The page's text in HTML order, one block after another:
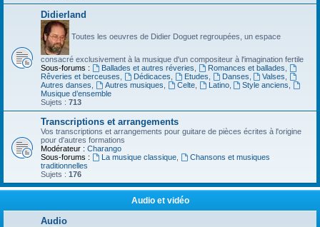
Didierland
Toutes les oeuvres de Didier Doguet regroupées, un espace
consacré exclusivement à la musique d'un compositeur à l'imagination fertile
Sous-forums :
Ballades et autres réveries Romances et ballades
Rêveries et berceuses
Dédicaces Etudes Danses Valses
Autres danses
Autres musiques Celte, Latino, Style anciens
Musique d’ensemble
Sujets : 713
Transcriptions et arrangements
Vos transcriptions et arrangements pour guitare de pièces écrites à l'origine
pour d'autres formations
Modérateur : Charango
Sous-forums :
La musique classique,
Chansons et musiques
traditionnelles
Sujets : 176
Audio et vidéo
Audio